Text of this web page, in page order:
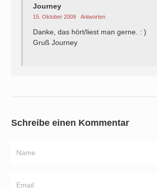
Journey
15. Oktober 2009 Antworten
Danke, das hört/liest man gerne. : )
Gruß Journey
Schreibe einen Kommentar